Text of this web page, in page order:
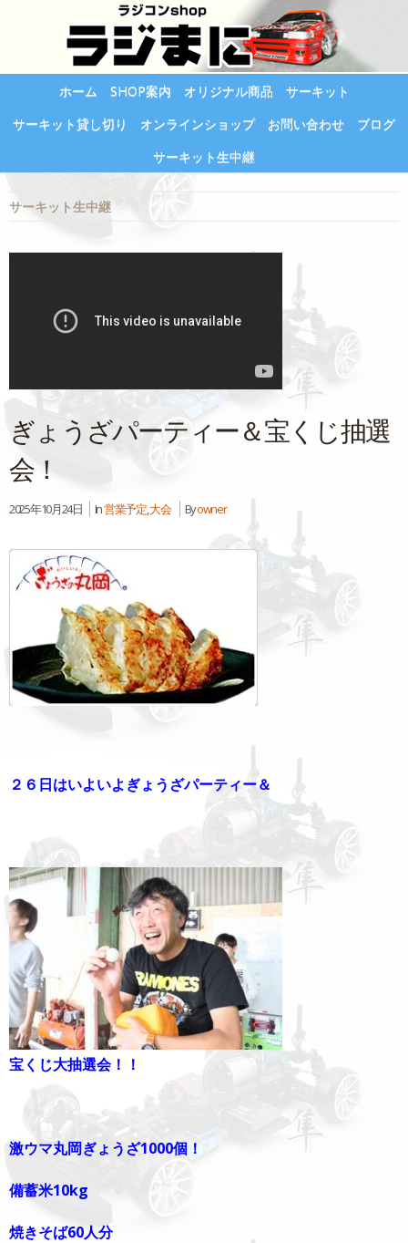
ホーム SHOP案内 オリジナル商品
サーキット
サーキット貸し切り
オンラインショップ お問い合わせ
ブログ
サーキット生中継
サーキット生中継
ぎょうざパーティー＆宝くじ抽選
会！
2025年10月24日 In営業予定,大会 Byowner
２６日はいよいよぎょうざパーティー＆
宝くじ大抽選会！！
激ウマ丸岡ぎょうざ1000個！
備蓄米10kg
焼きそば60人分